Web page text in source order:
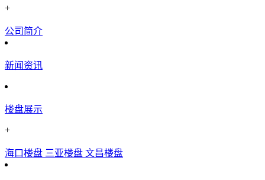
+
公司简介
新闻资讯
楼盘展示
+
海口楼盘 三亚楼盘 文昌楼盘